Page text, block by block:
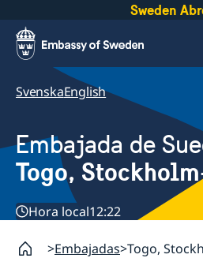
Sweden
SvenskaEnglish
Embajada de
Togo,
Hora local12:22
Embajadas Togo,